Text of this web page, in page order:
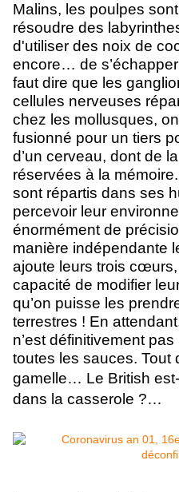
Malins, les poulpes
résoudre des
d'utiliser des noix de
encore… de
faut dire que les
cellules nerveuses
chez les mollusques,
fusionné pour un tiers
d’un cerveau, dont de
réservées à la
sont répartis dans ses
percevoir leur
énormément de
manière indépendante
ajoute leurs trois
capacité de modifier
qu’on puisse les
terrestres ! En
n’est définitivement
toutes les sauces. Tout
gamelle… Le British
dans la casserole ?…